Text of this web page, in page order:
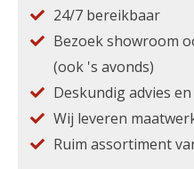
24/7 bereikbaar
Bezoek showroom
(ook 's avonds)
Deskundig advies
Wij leveren
Ruim assortiment